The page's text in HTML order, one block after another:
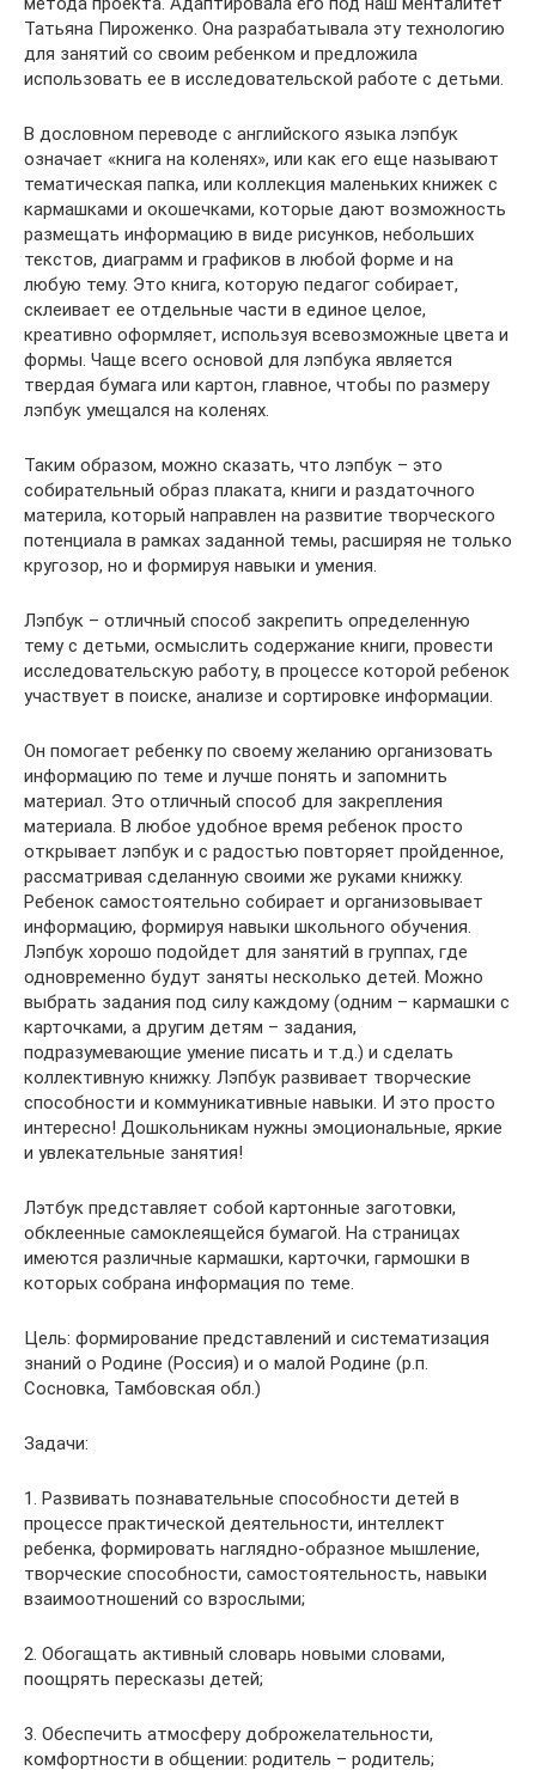
Татьяна Пироженко. Она разрабатывала эту технологию
для занятий со своим ребенком и предложила
использовать ее в исследовательской работе с детьми.
В дословном переводе с английского языка лэпбук
означает «книга на коленях», или как его еще называют
тематическая папка, или коллекция маленьких книжек с
кармашками и окошечками, которые дают возможность
размещать информацию в виде рисунков, небольших
текстов, диаграмм и графиков в любой форме и на
любую тему. Это книга, которую педагог собирает,
склеивает ее отдельные части в единое целое,
креативно оформляет, используя всевозможные цвета и
формы. Чаще всего основой для лэпбука является
твердая бумага или картон, главное, чтобы по размеру
лэпбук умещался на коленях.
Таким образом, можно сказать, что лэпбук – это
собирательный образ плаката, книги и раздаточного
материла, который направлен на развитие творческого
потенциала в рамках заданной темы, расширяя не только
кругозор, но и формируя навыки и умения.
Лэпбук – отличный способ закрепить определенную
тему с детьми, осмыслить содержание книги, провести
исследовательскую работу, в процессе которой ребенок
участвует в поиске, анализе и сортировке информации.
Он помогает ребенку по своему желанию организовать
информацию по теме и лучше понять и запомнить
материал. Это отличный способ для закрепления
материала. В любое удобное время ребенок просто
открывает лэпбук и с радостью повторяет пройденное,
рассматривая сделанную своими же руками книжку.
Ребенок самостоятельно собирает и организовывает
информацию, формируя навыки школьного обучения.
Лэпбук хорошо подойдет для занятий в группах, где
одновременно будут заняты несколько детей. Можно
выбрать задания под силу каждому (одним – кармашки с
карточками, а другим детям – задания,
подразумевающие умение писать и т.д.) и сделать
коллективную книжку. Лэпбук развивает творческие
способности и коммуникативные навыки. И это просто
интересно! Дошкольникам нужны эмоциональные, яркие
и увлекательные занятия!
Лэтбук представляет собой картонные заготовки,
обклеенные самоклеящейся бумагой. На страницах
имеются различные кармашки, карточки, гармошки в
которых собрана информация по теме.
Цель: формирование представлений и систематизация
знаний о Родине (Россия) и о малой Родине (р.п.
Сосновка, Тамбовская обл.)
Задачи:
1. Развивать познавательные способности детей в
процессе практической деятельности, интеллект
ребенка, формировать наглядно-образное мышление,
творческие способности, самостоятельность, навыки
взаимоотношений со взрослыми;
2. Обогащать активный словарь новыми словами,
поощрять пересказы детей;
3. Обеспечить атмосферу доброжелательности,
комфортности в общении: родитель – родитель;